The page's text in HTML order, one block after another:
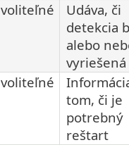
voliteľné
Udáva, či
detekcia
alebo
vyriešená
voliteľné
tom, či je
potrebný
reštart